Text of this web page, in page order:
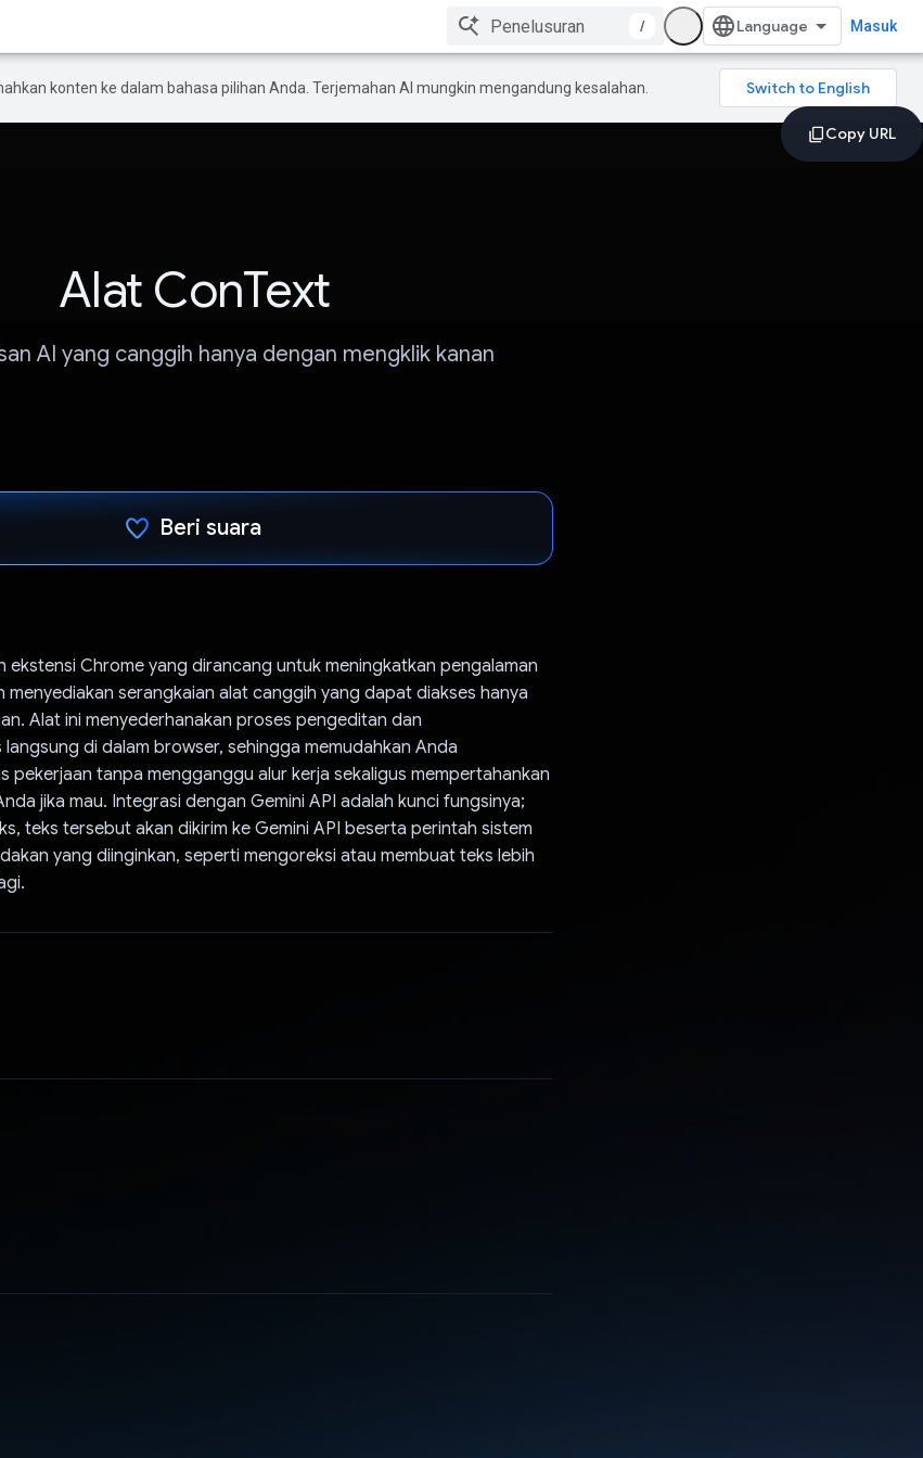
/ Masuk
konten ke dalam bahasa pilihan Anda. Terjemahan AI mungkin mengandung kesalahan.
Alat ConText
AI yang canggih hanya dengan mengklik kanan
Beri suara
ekstensi Chrome yang dirancang untuk meningkatkan pengalaman
menyediakan serangkaian alat canggih yang dapat diakses hanya
Alat ini menyederhanakan proses pengeditan dan
di dalam browser, sehingga memudahkan Anda
pekerjaan tanpa mengganggu alur kerja sekaligus mempertahankan
jika mau. Integrasi dengan Gemini API adalah kunci fungsinya;
teks tersebut akan dikirim ke Gemini API beserta perintah sistem
yang diinginkan, seperti mengoreksi atau membuat teks lebih